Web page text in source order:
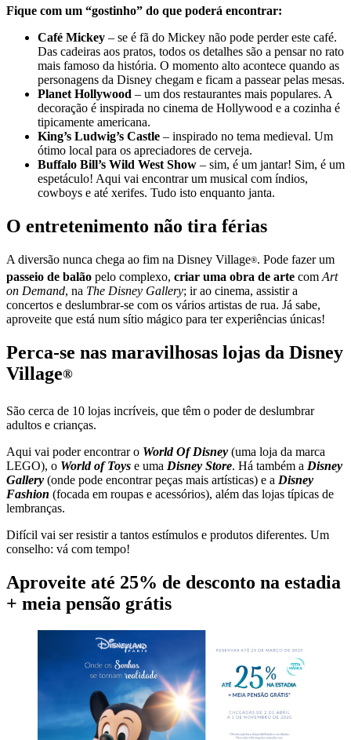
Fique com um “gostinho” do que poderá encontrar:
Café Mickey – se é fã do Mickey não pode perder este café.
Das cadeiras aos pratos, todos os detalhes são a pensar no rato
mais famoso da história. O momento alto acontece quando as
personagens da Disney chegam e ficam a passear pelas mesas.
Planet Hollywood – um dos restaurantes mais populares. A
decoração é inspirada no cinema de Hollywood e a cozinha é
tipicamente americana.
King’s Ludwig’s Castle – inspirado no tema medieval. Um
ótimo local para os apreciadores de cerveja.
Buffalo Bill’s Wild West Show – sim, é um jantar! Sim, é um
espetáculo! Aqui vai encontrar um musical com índios,
cowboys e até xerifes. Tudo isto enquanto janta.
O entretenimento não tira férias
A diversão nunca chega ao fim na Disney Village®. Pode fazer um
passeio de balão pelo complexo, criar uma obra de arte comArt
on Demand, na The Disney Gallery; ir ao cinema, assistir a
concertos e deslumbrar-se com os vários artistas de rua. Já sabe,
aproveite que está num sítio mágico para ter experiências únicas!
Perca-se nas maravilhosas lojas da Disney
Village®
São cerca de 10 lojas incríveis, que têm o poder de deslumbrar
adultos e crianças.
Aqui vai poder encontrar o World Of Disney (uma loja da marca
LEGO), o World of Toys e uma Disney Store. Há também a Disney
Gallery (onde pode encontrar peças mais artísticas) e a Disney
Fashion (focada em roupas e acessórios), além das lojas típicas de
lembranças.
Difícil vai ser resistir a tantos estímulos e produtos diferentes. Um
conselho: vá com tempo!
Aproveite até 25% de desconto na estadia
+ meia pensão grátis